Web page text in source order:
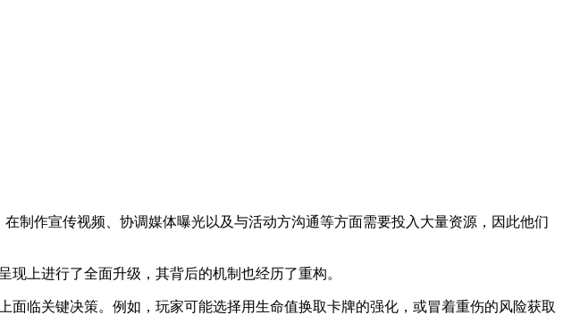
制作宣传视频、协调媒体曝光以及与活动方沟通等方面需要投入大量资源，因此他们
上进行了全面升级，其背后的机制也经历了重构。
临关键决策。例如，玩家可能选择用生命值换取卡牌的强化，或冒着重伤的风险获取